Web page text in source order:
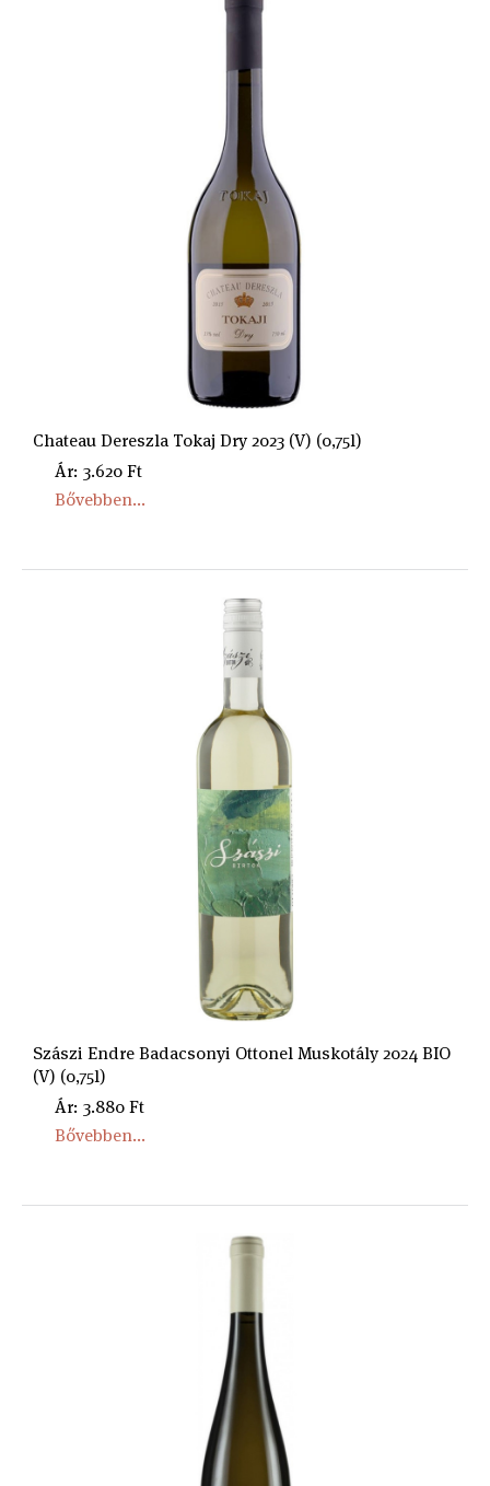
Chateau Dereszla Tokaj Dry 2023 (V) (0,75l)
Ár: 3.620 Ft
Bővebben...
Szászi Endre Badacsonyi Ottonel Muskotály 2024 BIO
(V) (0,75l)
Ár: 3.880 Ft
Bővebben...